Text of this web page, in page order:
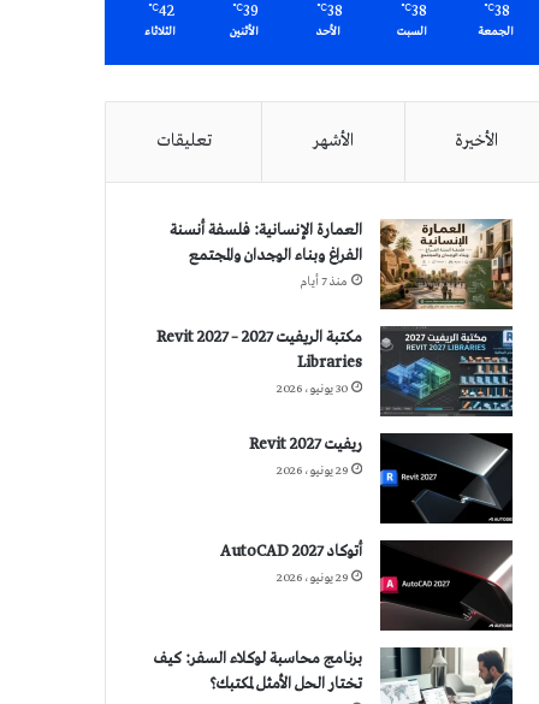
38
℃
الجمعة
38
℃
السبت
38
℃
الأحد
39
℃
الأثنين
42
℃
الثلاثاء
الأخيرة الأشهر تعليقات
العمارة الإنسانية: فلسفة أنسنة
الفراغ وبناء الوجدان والمجتمع
منذ 7 أيام
مكتبة الريفيت 2027 – Revit 2027
Libraries
30 يونيو، 2026
ريفيت 2027 Revit
29 يونيو، 2026
أتوكاد 2027 AutoCAD
29 يونيو، 2026
برنامج محاسبة لوكلاء السفر: كيف
تختار الحل الأمثل لمكتبك؟